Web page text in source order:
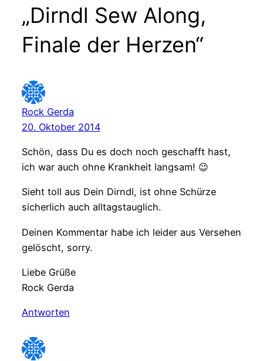
„Dirndl Sew Along,
Finale der Herzen“
Rock Gerda
20. Oktober 2014
Schön, dass Du es doch noch geschafft hast,
ich war auch ohne Krankheit langsam! 😉
Sieht toll aus Dein Dirndl, ist ohne Schürze
sicherlich auch alltagstauglich.
Deinen Kommentar habe ich leider aus Versehen
gelöscht, sorry.
Liebe Grüße
Rock Gerda
Antworten